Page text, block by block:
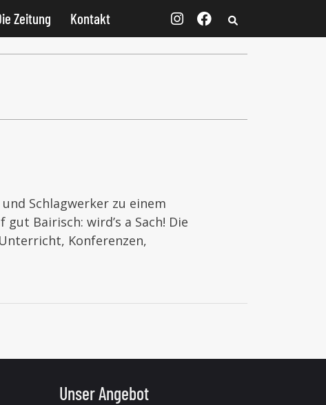
Zeitung Kontakt
Schlagwerker zu einem
Bairisch: wird’s a Sach! Die
Konferenzen,
Unser Angebot